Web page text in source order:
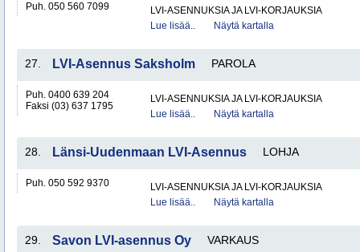
Puh. 050 560 7099
LVI-ASENNUKSIA JA LVI-KORJAUKSIA
Lue lisää..
Näytä kartalla
27. LVI-Asennus Saksholm PAROLA
Puh. 0400 639 204
Faksi (03) 637 1795
LVI-ASENNUKSIA JA LVI-KORJAUKSIA
Lue lisää..
Näytä kartalla
28. Länsi-Uudenmaan LVI-Asennus LOHJA
Puh. 050 592 9370
LVI-ASENNUKSIA JA LVI-KORJAUKSIA
Lue lisää..
Näytä kartalla
29. Savon LVI-asennus Oy VARKAUS